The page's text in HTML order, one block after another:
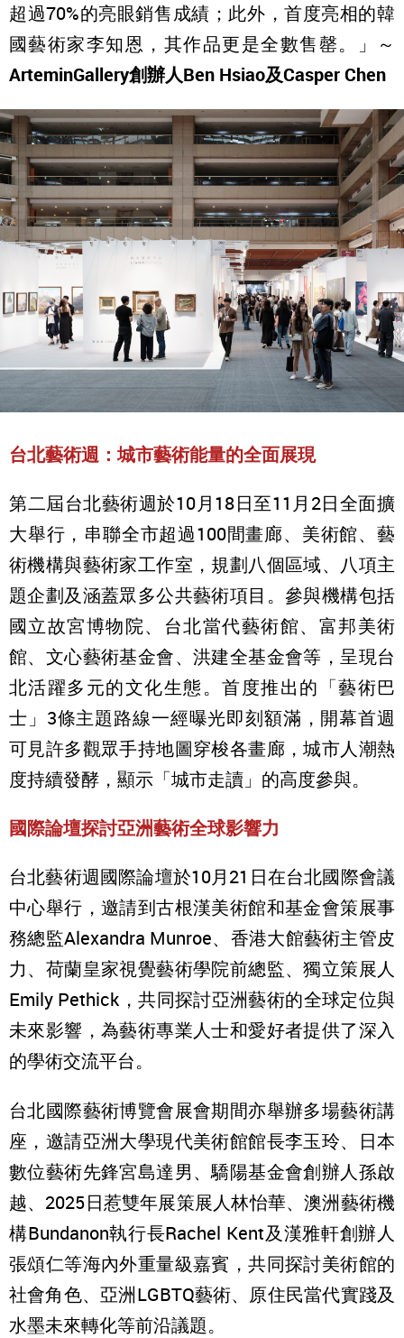
超過70%的亮眼銷售成績；此外，首度亮相的韓
國藝術家李知恩，其作品更是全數售罄。」～
ArteminGallery創辦人Ben Hsiao及Casper Chen
台北藝術週：城市藝術能量的全面展現
第二屆台北藝術週於10月18日至11月2日全面擴
大舉行，串聯全市超過100間畫廊、美術館、藝
術機構與藝術家工作室，規劃八個區域、八項主
題企劃及涵蓋眾多公共藝術項目。參與機構包括
國立故宮博物院、台北當代藝術館、富邦美術
館、文心藝術基金會、洪建全基金會等，呈現台
北活躍多元的文化生態。首度推出的「藝術巴
士」3條主題路線一經曝光即刻額滿，開幕首週
可見許多觀眾手持地圖穿梭各畫廊，城市人潮熱
度持續發酵，顯示「城市走讀」的高度參與。
國際論壇探討亞洲藝術全球影響力
台北藝術週國際論壇於10月21日在台北國際會議
中心舉行，邀請到古根漢美術館和基金會策展事
務總監Alexandra Munroe、香港大館藝術主管皮
力、荷蘭皇家視覺藝術學院前總監、獨立策展人
Emily Pethick，共同探討亞洲藝術的全球定位與
未來影響，為藝術專業人士和愛好者提供了深入
的學術交流平台。
台北國際藝術博覽會展會期間亦舉辦多場藝術講
座，邀請亞洲大學現代美術館館長李玉玲、日本
數位藝術先鋒宮島達男、驕陽基金會創辦人孫啟
越、2025日惹雙年展策展人林怡華、澳洲藝術機
構Bundanon執行長Rachel Kent及漢雅軒創辦人
張頌仁等海內外重量級嘉賓，共同探討美術館的
社會角色、亞洲LGBTQ藝術、原住民當代實踐及
水墨未來轉化等前沿議題。